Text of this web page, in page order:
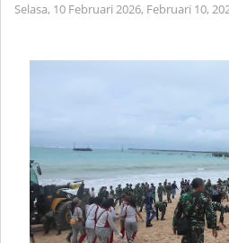
Selasa, 10 Februari 2026, Februari 10,